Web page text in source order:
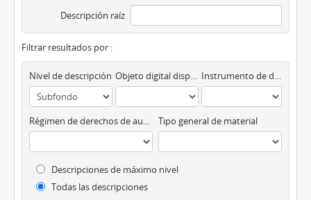
Descripción raíz
Filtrar resultados por :
Nivel de descripción Objeto digital disponibles Instrumento de descripción
Régimen de derechos de autor Tipo general de material
Descripciones de máximo nivel
Todas las descripciones